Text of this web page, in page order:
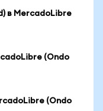
в MercadoLibre
(Ondo
(Ondo